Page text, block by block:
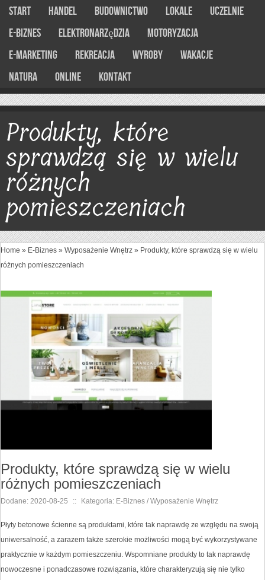
Start Handel Budownictwo Lokale
Uczelnie
E-Biznes
Elektronarzędzia
Motoryzacja
E-marketing
Rekreacja Wyroby
Wakacje
Natura
Online Kontakt
Produkty, które
sprawdzą się w wielu
różnych
pomieszczeniach
Home » E-Biznes » Wyposażenie Wnętrz » Produkty, które sprawdzą się w wielu
różnych pomieszczeniach
Produkty, które sprawdzą się w wielu
różnych pomieszczeniach
Dodane: 2020-08-25 :: Kategoria: E-Biznes / Wyposażenie Wnętrz
Płyty betonowe ścienne są produktami, które tak naprawdę ze względu na swoją
uniwersalność, a zarazem także szerokie możliwości mogą być wykorzystywane
praktycznie w każdym pomieszczeniu. Wspomniane produkty to tak naprawdę
nowoczesne i ponadczasowe rozwiązania, które charakteryzują się nie tylko